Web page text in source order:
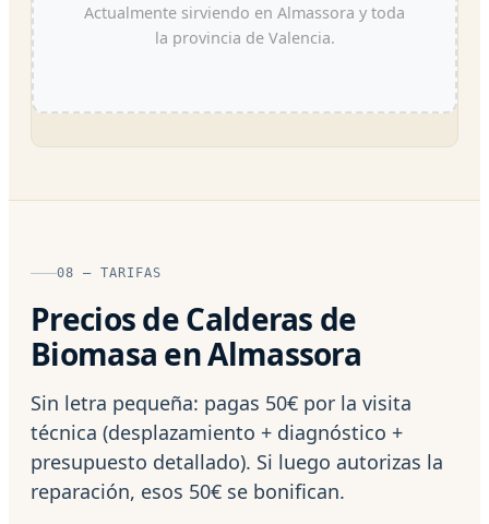
Actualmente sirviendo en Almassora y toda
la provincia de Valencia.
08 — TARIFAS
Precios de Calderas de
Biomasa en Almassora
Sin letra pequeña: pagas 50€ por la visita
técnica (desplazamiento + diagnóstico +
presupuesto detallado). Si luego autorizas la
reparación, esos 50€ se bonifican.